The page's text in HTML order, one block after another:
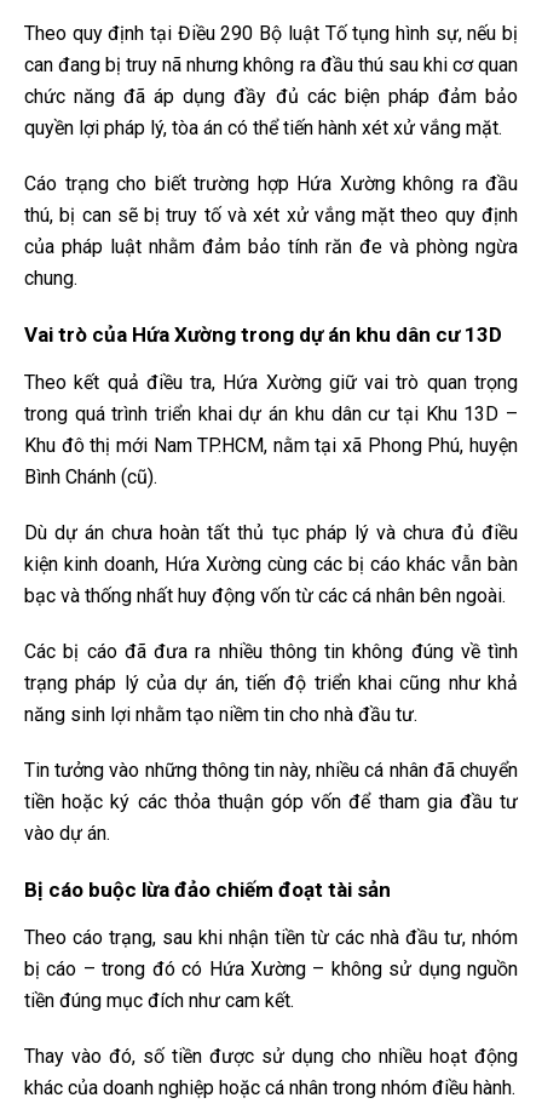
Theo quy định tại Điều 290 Bộ luật Tố tụng hình sự, nếu bị
can đang bị truy nã nhưng không ra đầu thú sau khi cơ quan
chức năng đã áp dụng đầy đủ các biện pháp đảm bảo
quyền lợi pháp lý, tòa án có thể tiến hành xét xử vắng mặt.
Cáo trạng cho biết trường hợp Hứa Xường không ra đầu
thú, bị can sẽ bị truy tố và xét xử vắng mặt theo quy định
của pháp luật nhằm đảm bảo tính răn đe và phòng ngừa
chung.
Vai trò của Hứa Xường trong dự án khu dân cư 13D
Theo kết quả điều tra, Hứa Xường giữ vai trò quan trọng
trong quá trình triển khai dự án khu dân cư tại Khu 13D –
Khu đô thị mới Nam TP.HCM, nằm tại xã Phong Phú, huyện
Bình Chánh (cũ).
Dù dự án chưa hoàn tất thủ tục pháp lý và chưa đủ điều
kiện kinh doanh, Hứa Xường cùng các bị cáo khác vẫn bàn
bạc và thống nhất huy động vốn từ các cá nhân bên ngoài.
Các bị cáo đã đưa ra nhiều thông tin không đúng về tình
trạng pháp lý của dự án, tiến độ triển khai cũng như khả
năng sinh lợi nhằm tạo niềm tin cho nhà đầu tư.
Tin tưởng vào những thông tin này, nhiều cá nhân đã chuyển
tiền hoặc ký các thỏa thuận góp vốn để tham gia đầu tư
vào dự án.
Bị cáo buộc lừa đảo chiếm đoạt tài sản
Theo cáo trạng, sau khi nhận tiền từ các nhà đầu tư, nhóm
bị cáo – trong đó có Hứa Xường – không sử dụng nguồn
tiền đúng mục đích như cam kết.
Thay vào đó, số tiền được sử dụng cho nhiều hoạt động
khác của doanh nghiệp hoặc cá nhân trong nhóm điều hành.